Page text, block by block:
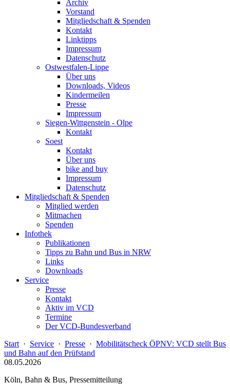
Archiv
Vorstand
Mitgliedschaft & Spenden
Kontakt
Linktipps
Impressum
Datenschutz
Ostwestfalen-Lippe
Über uns
Downloads, Videos
Kindermeilen
Presse
Impressum
Siegen-Wittgenstein - Olpe
Kontakt
Soest
Kontakt
Über uns
bike and buy
Impressum
Datenschutz
Mitgliedschaft & Spenden
Mitglied werden
Mitmachen
Spenden
Infothek
Publikationen
Tipps zu Bahn und Bus in NRW
Links
Downloads
Service
Presse
Kontakt
Aktiv im VCD
Termine
Der VCD-Bundesverband
Start · Service · Presse · Mobilitätscheck ÖPNV: VCD stellt Bus
und Bahn auf den Prüfstand
08.05.2026
Köln, Bahn & Bus, Pressemitteilung